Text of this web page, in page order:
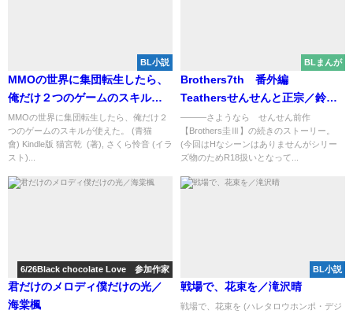
BL小説
MMOの世界に集団転生したら、
俺だけ２つのゲームのスキルが
使えた。／猫宮乾
MMOの世界に集団転生したら、俺だけ２
つのゲームのスキルが使えた。 (青猫
會) Kindle版 猫宮乾 (著), さくら怜音 (イラ
スト)...
BLまんが
Brothers7th 番外編
Teathersせんせんと正宗／鈴木
ヒソカ
―――さようなら せんせん前作
【Brothers圭Ⅲ】の続きのストーリー。
(今回はHなシーンはありませんがシリー
ズ物のためR18扱いとなって...
6/26Black chocolate Love 参加作家
君だけのメロディ僕だけの光／
海棠楓
BL小説
戦場で、花束を／滝沢晴
戦場で、花束を (ハレタロウホンポ・デジ